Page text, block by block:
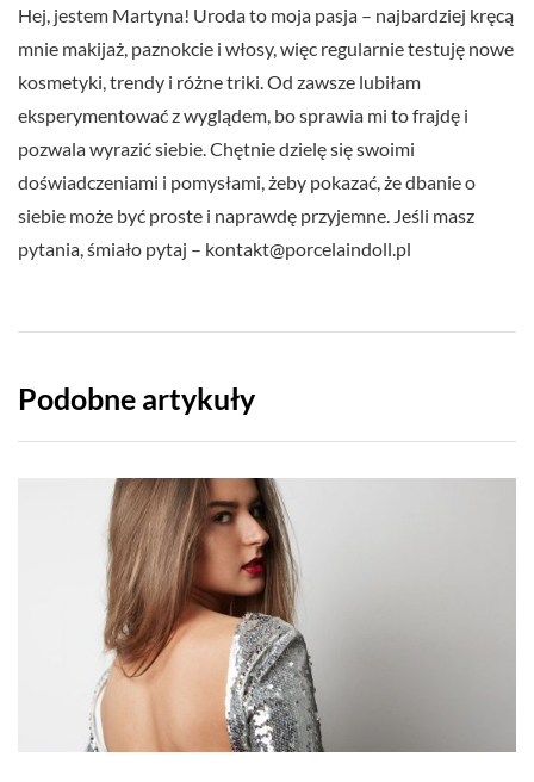
Hej, jestem Martyna! Uroda to moja pasja – najbardziej kręcą
mnie makijaż, paznokcie i włosy, więc regularnie testuję nowe
kosmetyki, trendy i różne triki. Od zawsze lubiłam
eksperymentować z wyglądem, bo sprawia mi to frajdę i
pozwala wyrazić siebie. Chętnie dzielę się swoimi
doświadczeniami i pomysłami, żeby pokazać, że dbanie o
siebie może być proste i naprawdę przyjemne. Jeśli masz
pytania, śmiało pytaj – kontakt@porcelaindoll.pl
Podobne artykuły